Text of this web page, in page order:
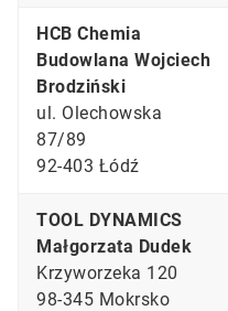
HCB Chemia
Budowlana Wojciech
Brodziński
ul. Olechowska
87/89
92-403 Łódź
TOOL DYNAMICS
Małgorzata Dudek
Krzyworzeka 120
98-345 Mokrsko